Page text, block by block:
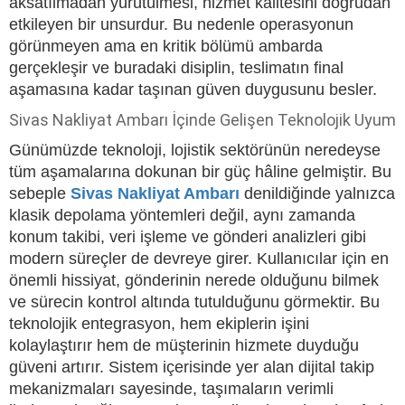
etkileyen bir unsurdur. Bu nedenle operasyonun
görünmeyen ama en kritik bölümü ambarda
gerçekleşir ve buradaki disiplin, teslimatın final
aşamasına kadar taşınan güven duygusunu besler.
Sivas Nakliyat Ambarı İçinde Gelişen Teknolojik Uyum
Günümüzde teknoloji, lojistik sektörünün neredeyse
tüm aşamalarına dokunan bir güç hâline gelmiştir. Bu
sebeple Sivas Nakliyat Ambarı denildiğinde yalnızca
klasik depolama yöntemleri değil, aynı zamanda
konum takibi, veri işleme ve gönderi analizleri gibi
modern süreçler de devreye girer. Kullanıcılar için en
önemli hissiyat, gönderinin nerede olduğunu bilmek
ve sürecin kontrol altında tutulduğunu görmektir. Bu
teknolojik entegrasyon, hem ekiplerin işini
kolaylaştırır hem de müşterinin hizmete duyduğu
güveni artırır. Sistem içerisinde yer alan dijital takip
mekanizmaları sayesinde, taşımaların verimli